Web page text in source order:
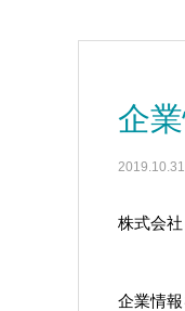
企
2019.10.31
株式会
企業情報